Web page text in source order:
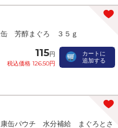
缶 芳醇まぐろ ３５ｇ
115円
税込価格 126.50円
カートに
追加する
康缶パウチ 水分補給 まぐろとさ